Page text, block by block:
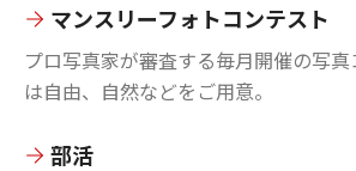
マンスリーフォトコンテスト
プロ写真家が審査する毎月開催の写
は自由、自然などをご用意。
部活